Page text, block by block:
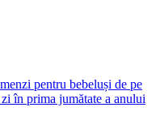
pentru bebeluși de pe
în prima jumătate a anului